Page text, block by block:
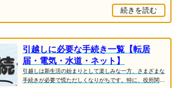
続きを読む
引越しに必要な手続き一覧【転居
届・電気・水道・ネット】
引越しは新生活の始まりとして楽しみな一方、さまざまな
手続きが必要で慌ただしくなりがちです。特に、役所関係